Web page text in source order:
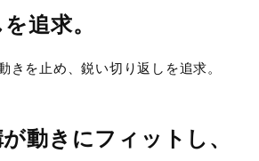
追求。
動きにフィットし、